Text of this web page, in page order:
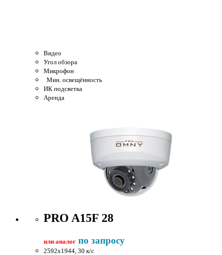
Видео
Угол обзора
Микрофон
Мин. освещённость
ИК подсветка
Аренда
PRO A15F 28
или аналог по запросу
2592x1944, 30 к/c